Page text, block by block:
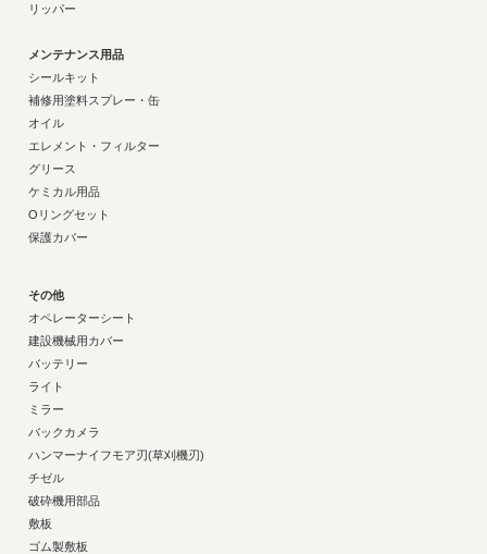
リッパー
メンテナンス用品
シールキット
補修用塗料スプレー・缶
オイル
エレメント・フィルター
グリース
ケミカル用品
Oリングセット
保護カバー
その他
オペレーターシート
建設機械用カバー
バッテリー
ライト
ミラー
バックカメラ
ハンマーナイフモア刃(草刈機刃)
チゼル
破砕機用部品
敷板
ゴム製敷板